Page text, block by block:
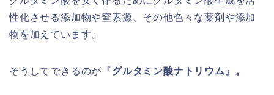
性化させる添加物や窒素源、その他色々な薬剤や添加
物を加えています。
そうしてできるのが『グルタミン酸ナトリウム』。